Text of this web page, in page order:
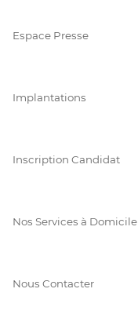
Espace Presse
Implantations
Inscription Candidat
Nos Services à Domicile
Nous Contacter